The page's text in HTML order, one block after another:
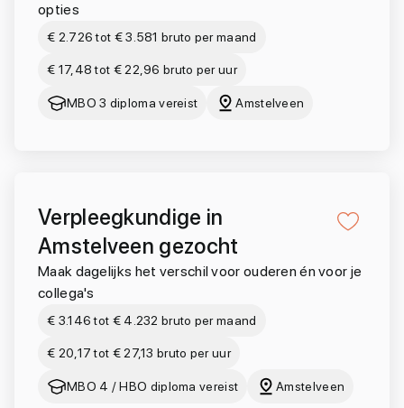
opties
€ 2.726 tot € 3.581 bruto per maand
€ 17,48 tot € 22,96 bruto per uur
MBO 3 diploma vereist Amstelveen
Verpleegkundige in
Amstelveen gezocht
Maak dagelijks het verschil voor ouderen én voor je
collega's
€ 3.146 tot € 4.232 bruto per maand
€ 20,17 tot € 27,13 bruto per uur
MBO 4 / HBO diploma vereist Amstelveen